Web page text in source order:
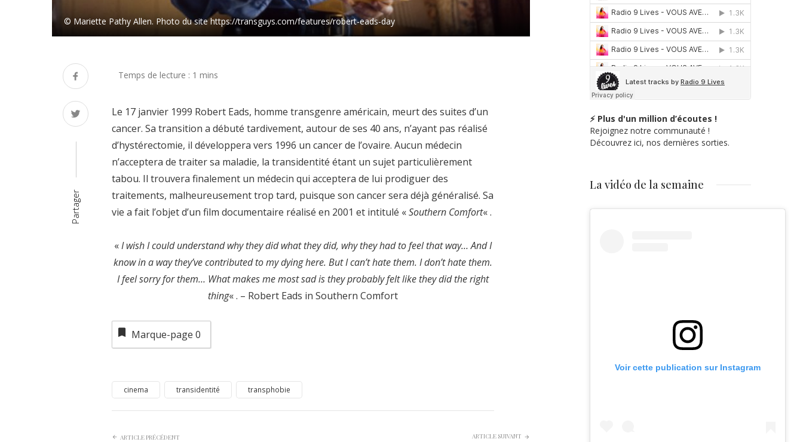
© Mariette Pathy Allen. Photo du site https://transguys.com/features/robert-eads-day
Partager
Le 17 janvier 1999 Robert Eads, homme transgenre américain, meurt des suites d’un
cancer. Sa transition a débuté tardivement, autour de ses 40 ans, n’ayant pas réalisé
d’hystérectomie, il développera vers 1996 un cancer de l’ovaire. Aucun médecin
n’acceptera de traiter sa maladie, la transidentité étant un sujet particulièrement
tabou. Il trouvera finalement un médecin qui acceptera de lui prodiguer des
traitements, malheureusement trop tard, puisque son cancer sera déjà généralisé. Sa
vie a fait l’objet d’un film documentaire réalisé en 2001 et intitulé «Southern Comfort« .
«I wish I could understand why they did what they did, why they had to feel that way… And I
know in a way they’ve contributed to my dying here. But I can’t hate them. I don’t hate them.
I feel sorry for them… What makes me most sad is they probably felt like they did the right
thing« . – Robert Eads in Southern Comfort
Marque-page 0
cinema transidentité transphobie
ARTICLE PRÉCÉDENT ARTICLE SUIVANT
⚡ Plus d'un million d’écoutes !
Rejoignez notre communauté !
Découvrez ici, nos dernières sorties.
La vidéo de la semaine
Voir cette publication sur Instagram